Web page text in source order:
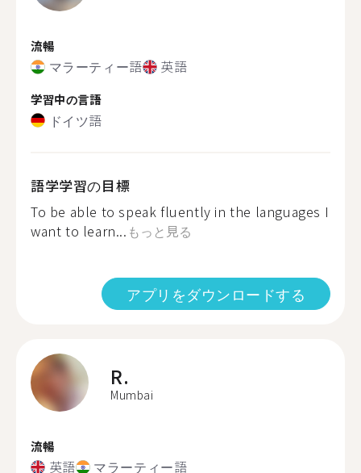
流暢
マラーティー語 英語
学習中の言語
ドイツ語
語学学習の目標
To be able to speak fluently in the languages I
want to learn... もっと見る
アプリをダウンロードする
R.
Mumbai
流暢
英語 マラーティー語